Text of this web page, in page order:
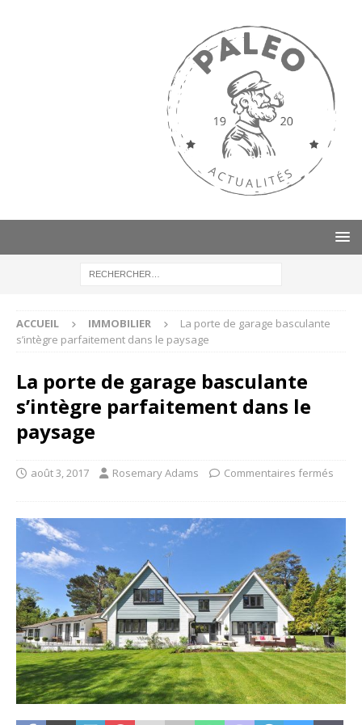
ACCUEIL IMMOBILIER
La porte de garage basculante
s’intègre parfaitement dans le paysage
La porte de garage basculante
s’intègre parfaitement dans le
paysage
août 3, 2017 Rosemary Adams Commentaires fermés